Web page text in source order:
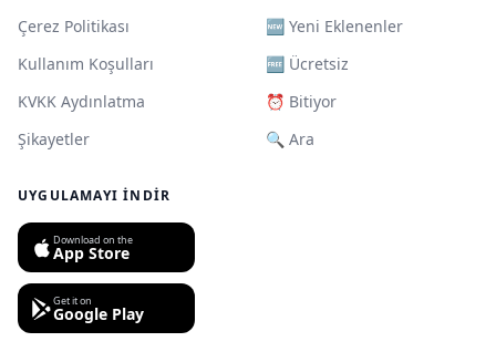
Çerez Politikası
Kullanım Koşulları
KVKK Aydınlatma
Şikayetler
🆕 Yeni Eklenenler
🆓 Ücretsiz
⏰ Bitiyor
🔍 Ara
UYGULAMAYI İNDIR
Download on the
App Store
Get it on
Google Play